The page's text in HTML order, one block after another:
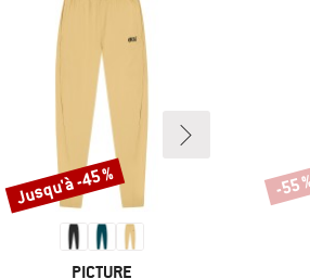
MARQUE
PICTURE
Remise
Jusqu'à -45 % -55